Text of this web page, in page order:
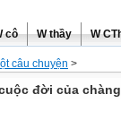
cô W thầy W
câu chuyện >
đời của